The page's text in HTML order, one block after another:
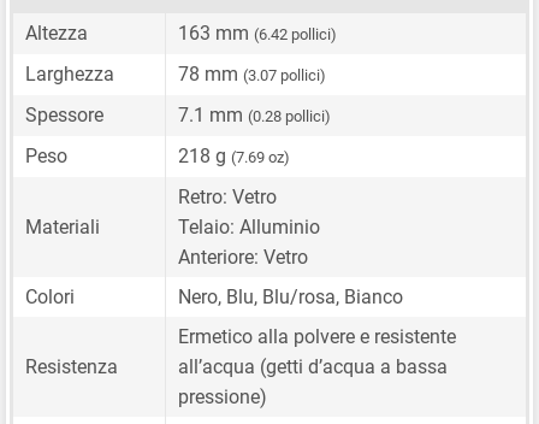
Altezza
163 mm (6.42 pollici)
Larghezza 78 mm (3.07 pollici)
Spessore 7.1 mm (0.28 pollici)
Peso 218 g (7.69 oz)
Materiali
Retro: Vetro
Telaio: Alluminio
Anteriore: Vetro
Colori
Nero, Blu, Blu/rosa, Bianco
Resistenza
Ermetico alla polvere e resistente
all’acqua (getti d’acqua a bassa
pressione)